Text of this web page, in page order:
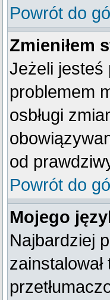
Powrót do
Zmieniłem
Jeżeli jesteś
problemem
osbługi
od
Powrót do
Mojego
Najbardziej